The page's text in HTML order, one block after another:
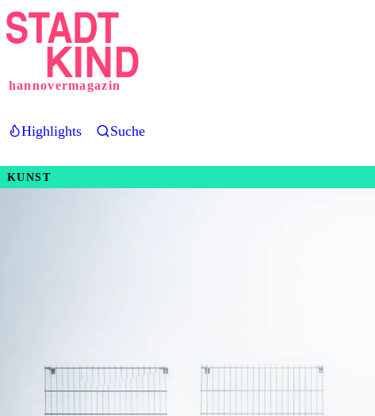
Direkt
zum
hannovermagazin
Highlights Suche
KUNST